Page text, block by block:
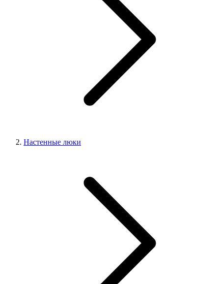
Настенные люки